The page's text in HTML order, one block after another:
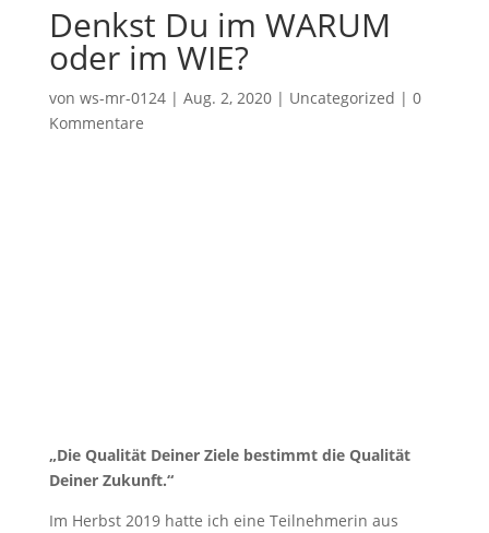
Denkst Du im WARUM
oder im WIE?
von ws-mr-0124| Aug. 2, 2020| Uncategorized | 0
Kommentare
„Die Qualität Deiner Ziele bestimmt die Qualität
Deiner Zukunft.“
Im Herbst 2019 hatte ich eine Teilnehmerin aus